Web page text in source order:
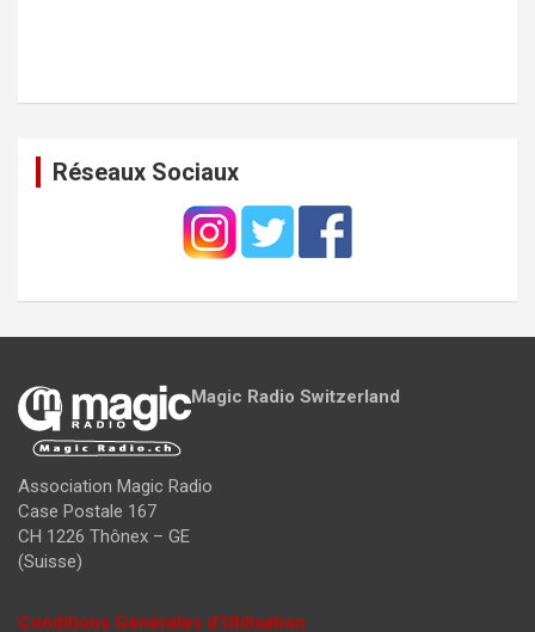
Réseaux Sociaux
Magic Radio Switzerland
Association Magic Radio
Case Postale 167
CH 1226 Thônex – GE
(Suisse)
Conditions Générales d’Utilisation